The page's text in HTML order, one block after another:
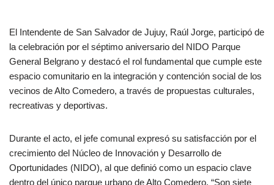
El Intendente de San Salvador de Jujuy, Raúl Jorge, participó de
la celebración por el séptimo aniversario del NIDO Parque
General Belgrano y destacó el rol fundamental que cumple este
espacio comunitario en la integración y contención social de los
vecinos de Alto Comedero, a través de propuestas culturales,
recreativas y deportivas.
Durante el acto, el jefe comunal expresó su satisfacción por el
crecimiento del Núcleo de Innovación y Desarrollo de
Oportunidades (NIDO), al que definió como un espacio clave
dentro del único parque urbano de Alto Comedero. “Son siete